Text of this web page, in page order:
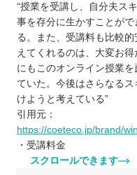
“授業を受講し、自分夫ス
事を存分に生かすことが
る。また、受講料も比較
えてくれるのは、大変お
にもこのオンライン授業
ていた。今後はさらなる
けようと考えている”
引用元：
https://coeteco.jp/brand/
・受講料金
スクロールできます